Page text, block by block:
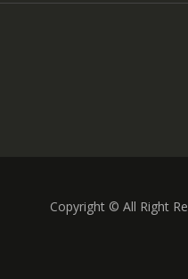
Copyright © All Right